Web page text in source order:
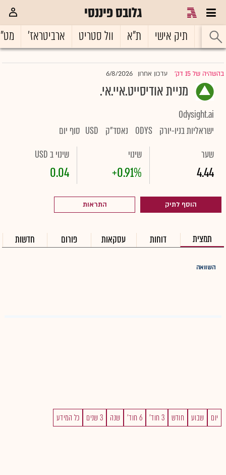
גלובס פיננסי
ראשי תיק אישי ת"א וול סטריט ארביטראז'
בהשהיה של 15 דק' |עדכון אחרון 6/8/2026
מניית אודיסייט.איי.אי.
Odysight.ai
ישראליות בניו-יורק ODYS נאסד"ק USD סוף יום
שער
4.44
שינוי
+0.91%
שינוי ב USD
0.04
הוסף לתיק התראות
תמצית דוחות עסקאות פורום חדשות
השוואה
יום שבוע חודש 3 חוד' 6 חוד' שנה 3 שנים כל המידע